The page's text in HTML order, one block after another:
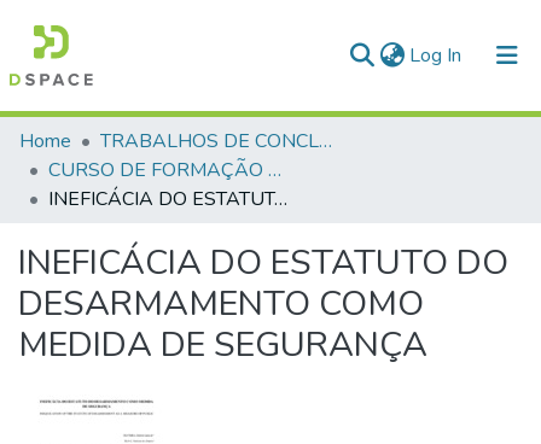
Log In (current)
Communities & Collections
All of DSpace
Home
TRABALHOS DE CONCLUSÃO DE CURSO - CFP (CURSO DE FORMAÇÃO DE PRAÇAS)
CURSO DE FORMAÇÃO DE PRAÇAS - CFP - 2018
INEFICÁCIA DO ESTATUTO DO DESARMAMENTO COMO MEDIDA DE SEGURANÇA
INEFICÁCIA DO ESTATUTO DO
DESARMAMENTO COMO
MEDIDA DE SEGURANÇA